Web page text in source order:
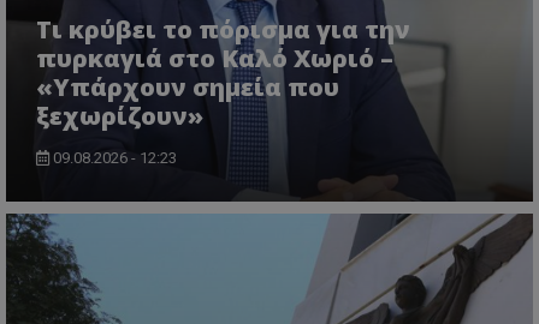
Τι κρύβει το πόρισμα για την
πυρκαγιά στο Καλό Χωριό –
«Υπάρχουν σημεία που
ξεχωρίζουν»
09.08.2026 - 12:23ASP.NET_SessionId
Microsoft Corporation